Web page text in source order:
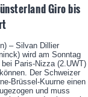
Giro bis
– Silvan Dillier
wird am Sonntag
Paris-Nizza (2.UWT)
Der Schweizer
Brüssel-Kuurne einen
und muss